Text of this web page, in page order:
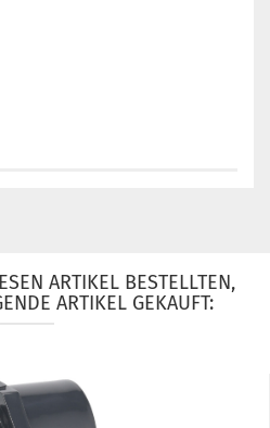
ARTIKEL BESTELLTEN,
ARTIKEL GEKAUFT: